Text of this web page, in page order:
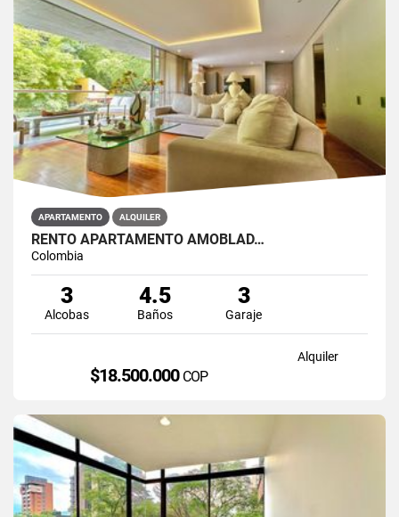
APARTAMENTO ALQUILER
RENTO APARTAMENTO AMOBLAD…
Colombia
3
Alcobas
4.5
Baños
3
Garaje
Alquiler
$18.500.000 COP